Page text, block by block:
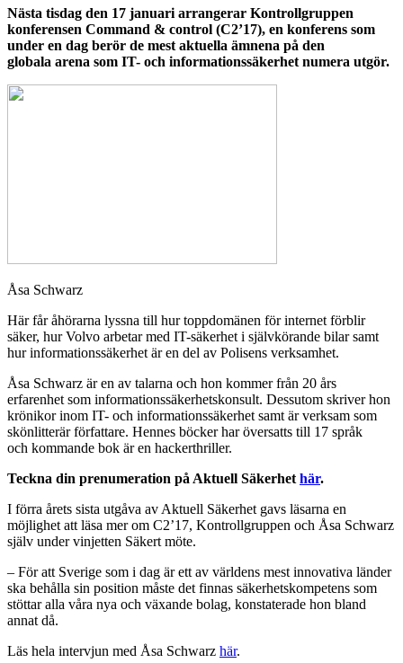
Nästa tisdag den 17 januari arrangerar Kontrollgruppen
konferensen Command & control (C2’17), en konferens som
under en dag berör de mest aktuella ämnena på den
globala arena som IT- och informationssäkerhet numera utgör.
Åsa Schwarz
Här får åhörarna lyssna till hur toppdomänen för internet förblir
säker, hur Volvo arbetar med IT-säkerhet i självkörande bilar samt
hur informationssäkerhet är en del av Polisens verksamhet.
Åsa Schwarz är en av talarna och hon kommer från 20 års
erfarenhet som informationssäkerhetskonsult. Dessutom skriver hon
krönikor inom IT- och informationssäkerhet samt är verksam som
skönlitterär författare. Hennes böcker har översatts till 17 språk
och kommande bok är en hackerthriller.
Teckna din prenumeration på Aktuell Säkerhet här.
I förra årets sista utgåva av Aktuell Säkerhet gavs läsarna en
möjlighet att läsa mer om C2’17, Kontrollgruppen och Åsa Schwarz
själv under vinjetten Säkert möte.
– För att Sverige som i dag är ett av världens mest innovativa länder
ska behålla sin position måste det finnas säkerhetskompetens som
stöttar alla våra nya och växande bolag, konstaterade hon bland
annat då.
Läs hela intervjun med Åsa Schwarz här.